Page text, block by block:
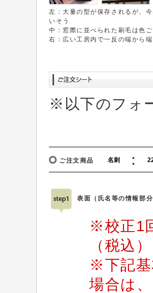
左：大量の型が保存されるが、
いそう
中：窓際に並べられた刷毛は色
右：広い工房内で一反の端から
※以下のフォ
ご注文商品 ：
表面（氏名等の情報部
※校正1
（税込
※下記基
場合は、